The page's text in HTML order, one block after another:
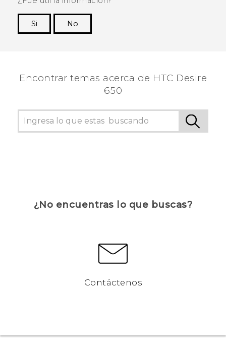
Si
No
Encontrar temas acerca de HTC Desire
650
¿No encuentras lo que buscas?
Contáctenos